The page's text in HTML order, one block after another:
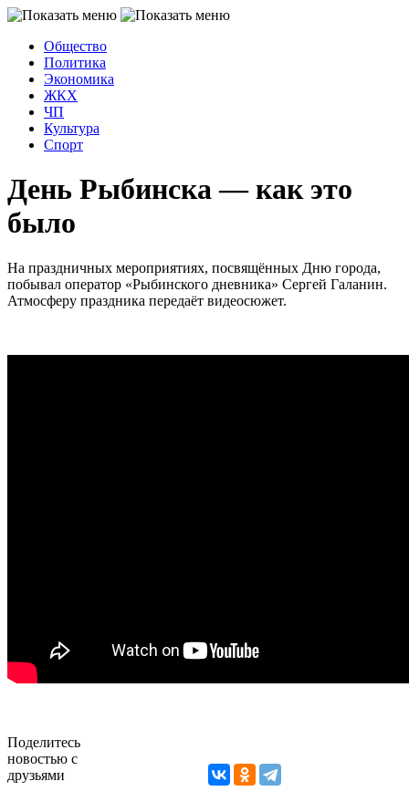
Общество
Политика
Экономика
ЖКХ
ЧП
Культура
Спорт
День Рыбинска — как это
было
На праздничных мероприятиях, посвящённых Дню города,
побывал оператор «Рыбинского дневника» Сергей Галанин.
Атмосферу праздника передаёт видеосюжет.
Поделитесь
новостью с
друзьями